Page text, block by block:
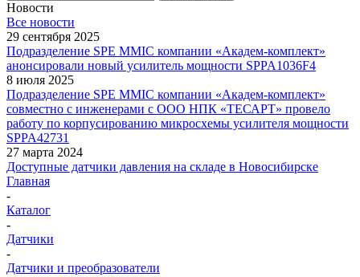
Новости
Все новости
29 сентября 2025
Подразделение SPE MMIC компании «Академ-комплект»
анонсировали новый усилитель мощности SPPA1036F4
8 июля 2025
Подразделение SPE MMIC компании «Академ-комплект»
совместно с инженерами с ООО НПК «ТЕСАРТ» провело
работу по корпусированию микросхемы усилителя мощности
SPPA42731
27 марта 2024
Доступные датчики давления на складе в Новосибирске
Главная
-
Каталог
-
Датчики
-
Датчики и преобразователи